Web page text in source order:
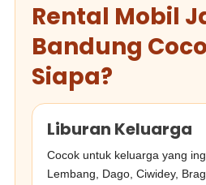
Rental Mobil
Bandung
Siapa?
Liburan Keluarga
Cocok untuk keluarga yang
Lembang, Dago, Ciwidey,